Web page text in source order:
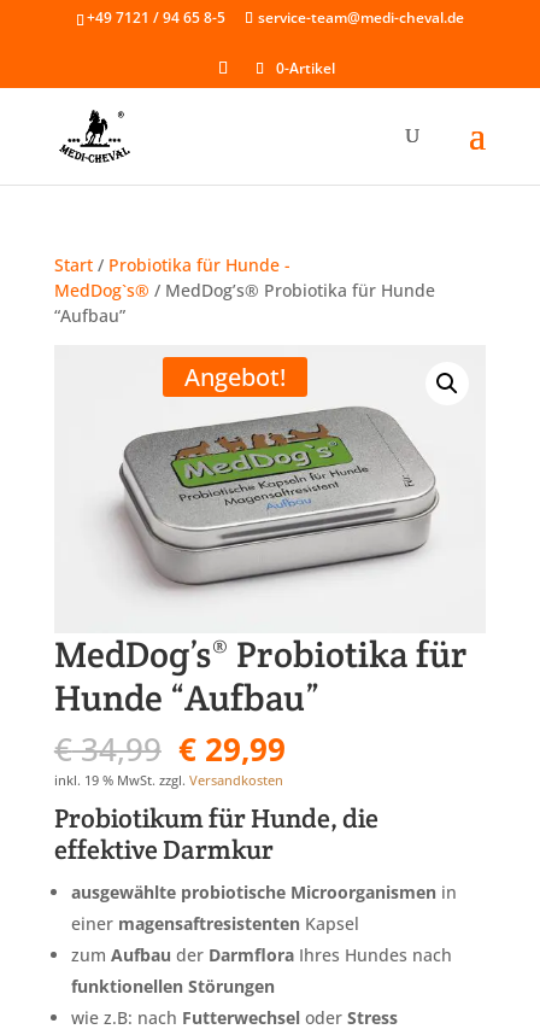
+49 7121 / 94 65 8-5 service-team@medi-cheval.de
0-Artikel
Start/ Probiotika für Hunde -
MedDog`s® / MedDog’s® Probiotika für Hunde
“Aufbau”
Angebot!
MedDog’s® Probiotika für
Hunde “Aufbau”
€34,99 Ursprünglicher
Preis
war:
€ 34,99
€29,99Aktueller
ist:
€ 29,99.
inkl. 19 % MwSt. zzgl. Versandkosten
Probiotikum für Hunde, die
effektive Darmkur
ausgewählte probiotische Microorganismenin
einer magensaftresistentenKapsel
zum Aufbau derDarmfloraIhres Hundes nach
funktionellen Störungen
wie z.B: nach Futterwechseloder Stress